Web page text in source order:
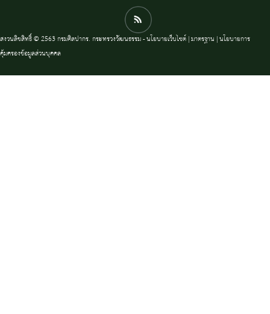
สงวนลิขสิทธิ์ © 2563 กรมศิลปากร. กระทรวงวัฒนธรรม -นโยบายเว็บไซต์|มาตรฐาน |นโยบายการ
คุ้มครองข้อมูลส่วนบุคคล